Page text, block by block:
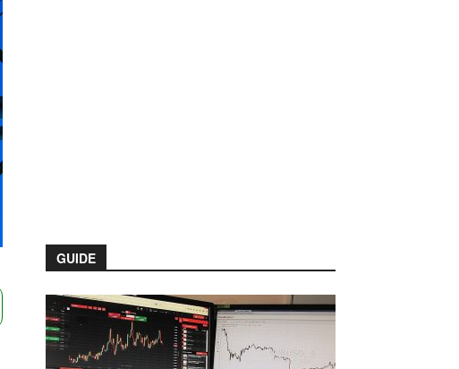
GUIDE